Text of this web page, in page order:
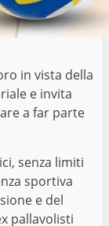
in vista della
e invita
a far parte
senza limiti
sportiva
e del
pallavolisti